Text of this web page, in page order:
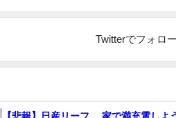
Twitterでフォロ